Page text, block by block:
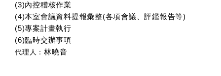
(3)內控稽核作業
(4)本室會議資料提報彙整(各項會議、評鑑報告等)
(5)專案計畫執行
(6)臨時交辦事項
代理人： 林曉音